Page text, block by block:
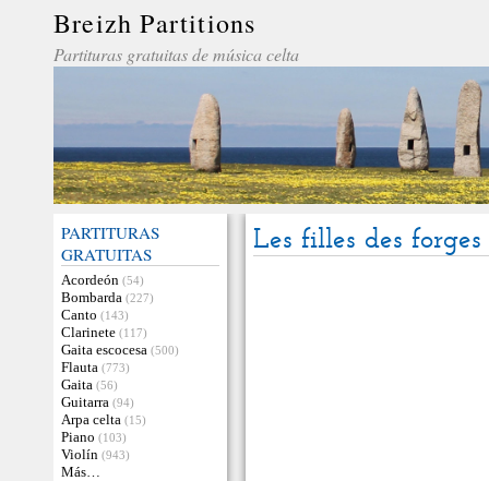
Breizh Partitions
Partituras gratuitas de música celta
PARTITURAS
GRATUITAS
Acordeón (54)
Bombarda (227)
Canto (143)
Clarinete (117)
Gaita escocesa (500)
Flauta (773)
Gaita (56)
Guitarra (94)
Arpa celta (15)
Piano (103)
Violín (943)
Más…
Les filles des forges